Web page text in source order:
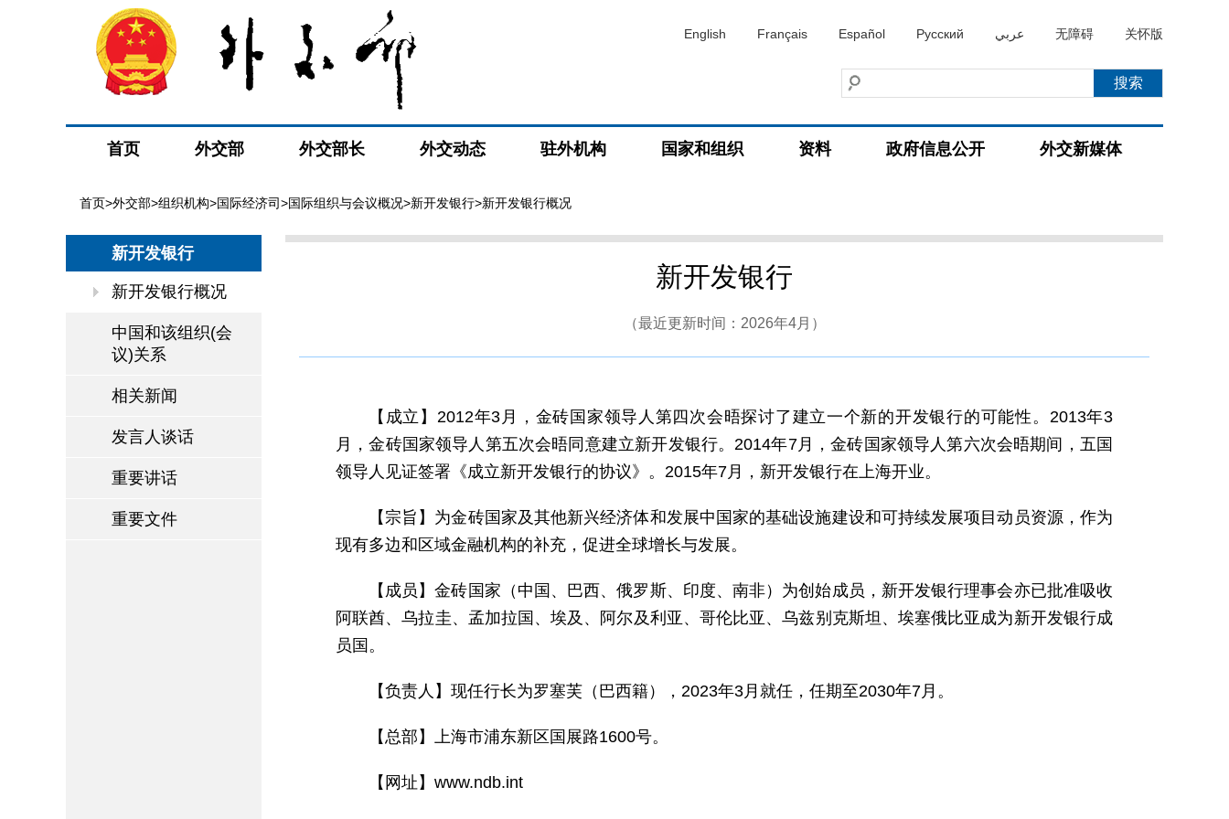
English Français Español Русский عربي 无障碍 关怀版
首页 外交部 外交部长 外交动态 驻外机构 国家和组织 资料 政府信息公开 外交新媒体
首页>外交部>组织机构>国际经济司>国际组织与会议概况>新开发银行>新开发银行概况
新开发银行
新开发银行概况
中国和该组织(会
议)关系
相关新闻
发言人谈话
重要讲话
重要文件
新开发银行
（最近更新时间：2026年4月）
【成立】2012年3月，金砖国家领导人第四次会晤探讨了建立一个新的开发银行的可能性。2013年3
月，金砖国家领导人第五次会晤同意建立新开发银行。2014年7月，金砖国家领导人第六次会晤期间，五国
领导人见证签署《成立新开发银行的协议》。2015年7月，新开发银行在上海开业。
【宗旨】为金砖国家及其他新兴经济体和发展中国家的基础设施建设和可持续发展项目动员资源，作为
现有多边和区域金融机构的补充，促进全球增长与发展。
【成员】金砖国家（中国、巴西、俄罗斯、印度、南非）为创始成员，新开发银行理事会亦已批准吸收
阿联酋、乌拉圭、孟加拉国、埃及、阿尔及利亚、哥伦比亚、乌兹别克斯坦、埃塞俄比亚成为新开发银行成
员国。
【负责人】现任行长为罗塞芙（巴西籍），2023年3月就任，任期至2030年7月。
【总部】上海市浦东新区国展路1600号。
【网址】www.ndb.int